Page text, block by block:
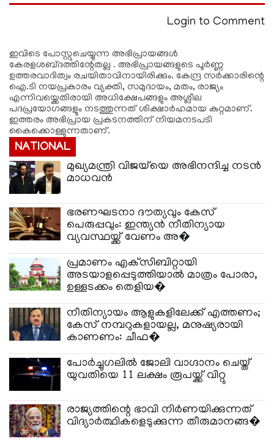
Login to Comment
ഇവിടെ പോസ്റ്റുചെയ്യുന്ന അഭിപ്രായങ്ങള്‍
കേരളശബ്‌ദത്തിന്റേതല്ല . അഭിപ്രായങ്ങളുടെ പൂര്‍ണ്ണ
ഉത്തരവാദിത്വം രചയിതാവിനായിരിക്കും. കേന്ദ്ര സർക്കാരിന്റെ
ഐ.ടി നയപ്രകാരം വ്യക്തി, സമുദായം, മതം, രാജ്യം
എന്നിവയ്ക്കെതിരായി അധിക്ഷേപങ്ങളും അശ്ലീല
പദപ്രയോഗങ്ങളൂം നടത്തുന്നത് ശിക്ഷാര്‍ഹമായ കുറ്റമാണ്.
ഇത്തരം അഭിപ്രായ പ്രകടനത്തിന് നിയമനടപടി
കൈക്കൊള്ളുന്നതാണ്.
NATIONAL
മുഖ്യമന്ത്രി വിജയ്‌യെ അഭിനന്ദിച്ച നടൻ
മാധവൻ
ഭരണഘടനാ ദൗത്യവും കേസ്
പെരുപ്പവും: ഇന്ത്യൻ നീതിന്യായ
വ്യവസ്ഥയ്ക്ക് വേണം അ�
പ്രമാണം എക്‌സിബിറ്റായി
അടയാളപ്പെടുത്തിയാൽ മാത്രം പോരാ,
ഉള്ളടക്കം തെളിയ�
നീതിന്യായം ആളുകളിലേക്ക് എത്തണം;
കേസ് നമ്പറുകളായല്ല, മനുഷ്യരായി
കാണണം: ചീഫ�
പോർച്ചുഗലിൽ ജോലി വാഗ്ദാനം ചെയ്ത്
യുവതിയെ 11 ലക്ഷം രൂപയ്ക്ക് വിറ്റു
രാജ്യത്തിന്റെ ഭാവി നിർണയിക്കുന്നത്
വിദ്യാർത്ഥികളെടുക്കുന്ന തീരുമാനങ്ങ�